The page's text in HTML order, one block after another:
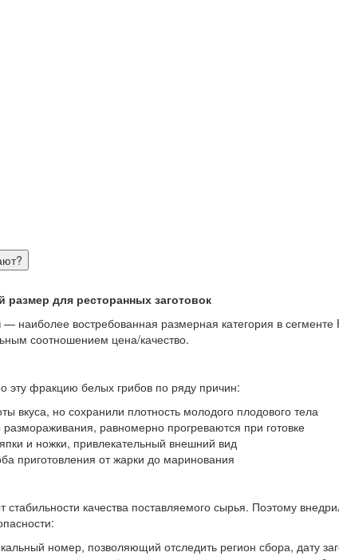
для ресторанных заготовок
— наиболее востребованная размерная категория в
соотношением цена/качество.
фракцию белых грибов по ряду причин:
вкуса, но сохранили плотность молодого плодового тела
равномерно прогреваются при готовке
и ножки, привлекательный внешний вид
приготовления от жарки до маринования
качества поставляемого сырья. Поэтому
номер, позволяющий отследить регион сбора, дату